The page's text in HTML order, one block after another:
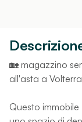
🏡 magazzino
all'asta a Volterra
Questo